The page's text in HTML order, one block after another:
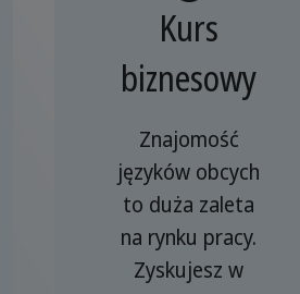
Kurs
biznesowy
Znajomość
języków obcych
to duża zaleta
na rynku pracy.
Zyskujesz w